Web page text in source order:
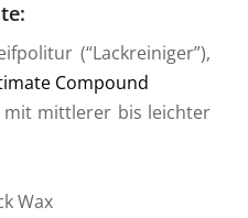
(“Lackreiniger”),
Compound
mittlerer bis leichter
Wax